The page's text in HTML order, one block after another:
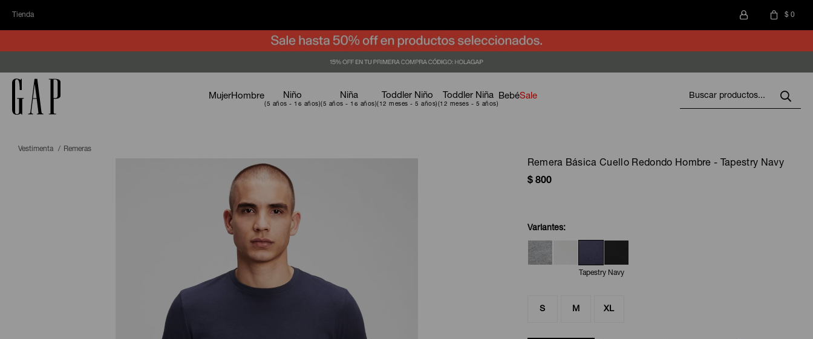
Tienda $ 0
MujerHombre Niño Niña Toddler Niño Toddler Niña BebéSale
Vestimenta Remeras
Remera Básica Cuello Redondo Hombre - Tapestry Navy
$ 800
Variantes:
Tapestry Navy
S M XL